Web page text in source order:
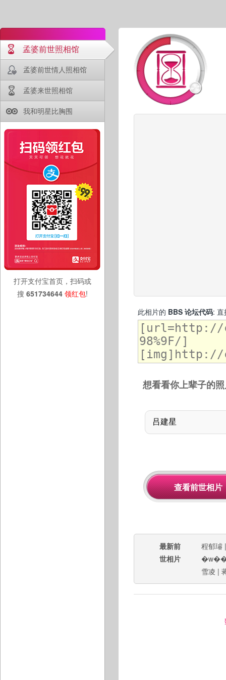
孟婆前世照相馆
孟婆前世情人照相馆
孟婆来世照相馆
我和明星比胸围
打开支付宝首页，扫码或
搜 651734644 领红包!
此相片的 BBS 论坛代码: 直
想看看你上辈子的
最新前
世相片
程郁璿
雪凌 |